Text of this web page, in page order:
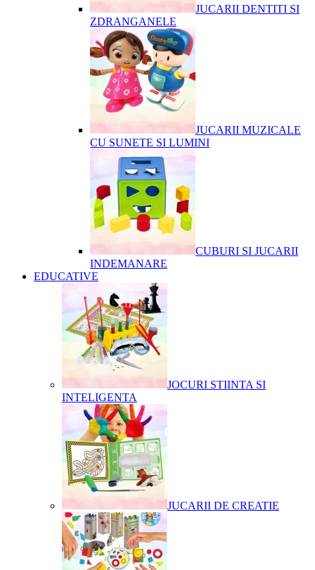
JUCARII DENTITI SI
ZDRANGANELE
JUCARII MUZICALE
CU SUNETE SI LUMINI
CUBURI SI JUCARII
INDEMANARE
EDUCATIVE
JOCURI STIINTA SI
INTELIGENTA
JUCARII DE CREATIE